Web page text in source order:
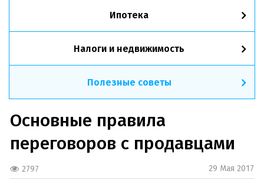
Ипотека
Налоги и недвижимость
Полезные советы
Основные правила
переговоров с продавцами
2797 29 Мая 2017